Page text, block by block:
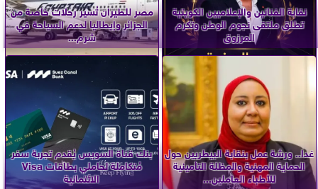
نقابة الفنانين والإعلاميين الكويتية
تطلق ملتقى نجوم الوطن وتكرم
المرزوق
مصر للطيران تُسير رحلات خاصة من
الجزائر وإيطاليا لدعم السياحة في
شرم...
غدا.. ورشة عمل بنقابة البيطريين حول
الحماية المهنية والمظلة التأمينية
للأطباء العاملين...
بنك قناة السويس يُقدم تجربة سفر
مُتكاملة لحاملي بطاقات Visa
الائتمانية